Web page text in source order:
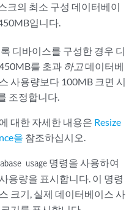
크의 최소 구성 데이터베이
입니다.
디바이스를 구성한 경우 디
를 초과 하고데이터베
사용량보다 100MB 크면 시
조정합니다.
대한 자세한 내용은 Resize
을 참조하십시오.
usage 명령을 사용하여
용량을 표시합니다. 이 명령
크기, 실제 데이터베이스 사